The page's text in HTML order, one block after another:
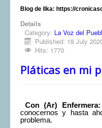
Blog de Ilka: https://
Details
Category: La Voz del
Published: 18 July
Hits: 1770
Pláticas en mi
Con (Ar)
conocernos y hasta
problema.